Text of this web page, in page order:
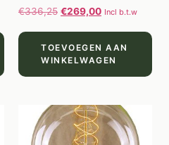
€336,25 €269,00 Incl b.t.w
TOEVOEGEN AAN
WINKELWAGEN